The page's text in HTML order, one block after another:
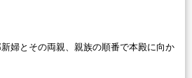
婦とその両親、親族の順番で本殿に向か